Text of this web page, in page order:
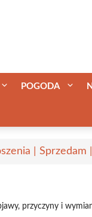
POGODA
|
przyczyny i